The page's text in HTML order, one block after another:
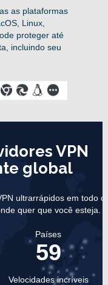
as plataformas
Linux,
proteger até
incluindo seu
VPN
global
ultrarrápidos em todo o
quer que você esteja.
Países
59
Velocidades incríveis